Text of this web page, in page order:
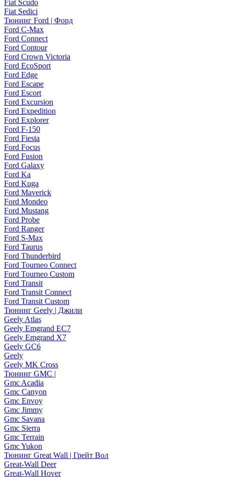
Fiat Scudo
Fiat Sedici
Тюнинг Ford | Форд
Ford C-Max
Ford Connect
Ford Contour
Ford Crown Victoria
Ford EcoSport
Ford Edge
Ford Escape
Ford Escort
Ford Excursion
Ford Expedition
Ford Explorer
Ford F-150
Ford Fiesta
Ford Focus
Ford Fusion
Ford Galaxy
Ford Ka
Ford Kuga
Ford Maverick
Ford Mondeo
Ford Mustang
Ford Probe
Ford Ranger
Ford S-Max
Ford Taurus
Ford Thunderbird
Ford Tourneo Connect
Ford Tourneo Custom
Ford Transit
Ford Transit Connect
Ford Transit Custom
Тюнинг Geely | Джили
Geely Atlas
Geely Emgrand EC7
Geely Emgrand X7
Geely GC6
Geely
Geely MK Cross
Тюнинг GMC |
Gmc Acadia
Gmc Canyon
Gmc Envoy
Gmc Jimmy
Gmc Savana
Gmc Sierra
Gmc Terrain
Gmc Yukon
Тюнинг Great Wall | Грейт Вол
Great-Wall Deer
Great-Wall Hover